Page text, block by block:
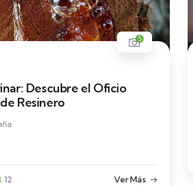
a las Estrellas: Ruta
Observación
€